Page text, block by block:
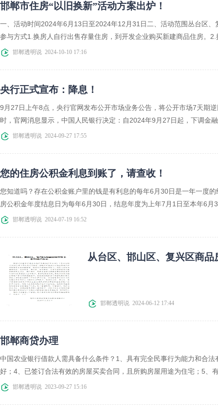
邯郸市住房“以旧换新”活动方案出炉！
一、活动时间2024年6月13日至2024年12月31日二、活动范围丛台区
参与方式1.换房人自行出售存量住房，到开发企业购买新建商品住房。
邯郸透明说 2024-10-10 17:16
央行正式宣布：降息！
9月27日上午8点，央行官网发布公开市场业务公告，将公开市场7天期
时，官网消息显示，中国人民银行决定：自2024年9月27日起，下调金
邯郸透明说 2024-09-27 17:55
您的住房公积金利息到账了，请查收！
您知道吗？存在公积金账户里的钱是有利息的每年6月30日是一年一度
房公积金年度结息日为每年6月30日，结息年度为上年7月1日至本年6
邯郸透明说 2024-07-19 16:52
从台区、邯山区、复兴区商
邯郸透明说 2024-06-12 17:44
邯郸商贷办理
中国农业银行借款人需具备什么条件？1、具有完全民事行为能力和合
好；4、已签订合法有效的房屋买卖合同，且所购房屋用途为住宅；5、
邯郸透明说 2023-09-27 15:16